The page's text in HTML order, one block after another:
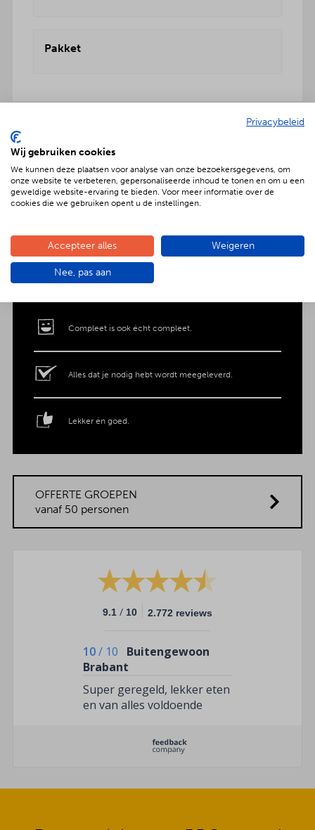
Pakket
Geniet met nóg meer luxe
Verras jouw gezelschap met een extra feestelijke
aankleding op tafel. Voor maar € 2,- per persoon
extra wordt het vlees en de salades in
Compleet is ook écht compleet.
Alles dat je nodig hebt wordt meegeleverd.
Lekker én goed.
OFFERTE GROEPEN
vanaf 50 personen
9.1 / 10 2.772 reviews
10/ 10
Buitengewoon
Brabant
Super geregeld, lekker eten
en van alles voldoende
Privacybeleid
Wij gebruiken cookies
We kunnen deze plaatsen voor analyse van onze bezoekersgegevens, om
onze website te verbeteren, gepersonaliseerde inhoud te tonen en om u een
geweldige website-ervaring te bieden. Voor meer informatie over de
cookies die we gebruiken opent u de instellingen.
Accepteer alles Weigeren
Nee, pas aan